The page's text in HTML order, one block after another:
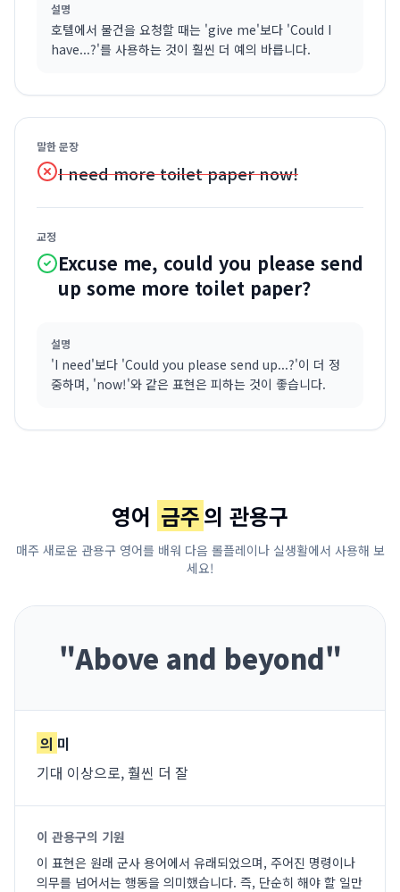
설명
호텔에서 물건을 요청할 때는 'give me'보다 'Could I
have...?'를 사용하는 것이 훨씬 더 예의 바릅니다.
말한 문장
I need more toilet paper now!
교정
Excuse me, could you please send
up some more toilet paper?
설명
'I need'보다 'Could you please send up...?'이 더 정
중하며, 'now!'와 같은 표현은 피하는 것이 좋습니다.
영어 금주의 관용구
매주 새로운 관용구 영어를 배워 다음 롤플레이나 실생활에서 사용해 보
세요!
"Above and beyond"
의 미
기대 이상으로, 훨씬 더 잘
이 관용구의 기원
이 표현은 원래 군사 용어에서 유래되었으며, 주어진 명령이나
의무를 넘어서는 행동을 의미했습니다. 즉, 단순히 해야 할 일만